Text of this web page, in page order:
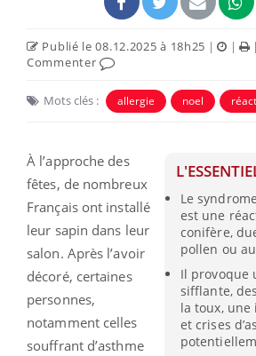
Publié le 08.12.2025 à 18h25 | |
Commenter
Mots clés : allergie noel
Le
est une
conifère,
pollen ou
Il provoque
sifflante,
la toux,
et crises
À l’approche des
fêtes, de nombreux
Français ont installé
leur sapin dans leur
salon. Après l’avoir
décoré, certaines
personnes,
notamment celles
souffrant d’asthme